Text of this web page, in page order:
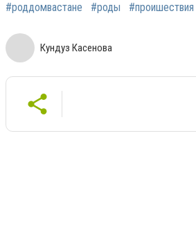
#роддомвастане #роды #проишествия
Кундуз Касенова